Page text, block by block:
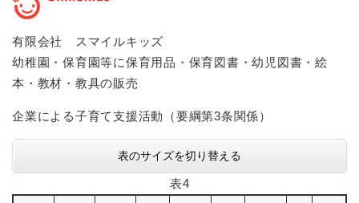
有限会社 スマイルキッズ
幼稚園・保育園等に保育用品・保育図書・幼児図書・絵
本・教材・教具の販売
企業による子育て支援活動（要綱第3条関係）
表のサイズを切り替える
表4